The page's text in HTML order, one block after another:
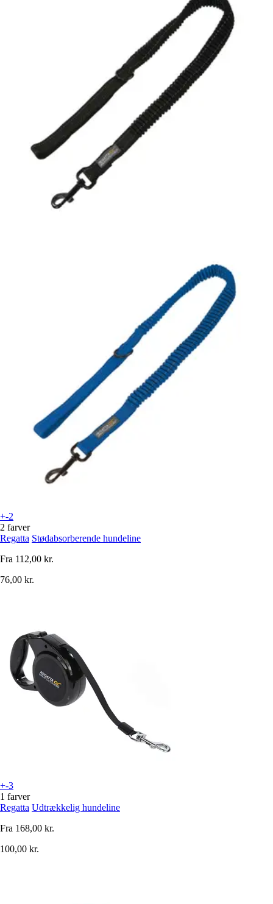
+-2
2 farver
Regatta Stødabsorberende hundeline
Fra 112,00 kr.
76,00 kr.
+-3
1 farver
Regatta Udtrækkelig hundeline
Fra 168,00 kr.
100,00 kr.